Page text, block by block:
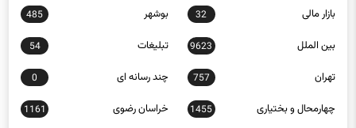
بین الملل 9623 تبلیغات 54
تهران 757 چند رسانه ای 0
چهارمحال و بختیاری 1455 خراسان رضوی 1161
خراسان شمالی 980 خوزستان 1042